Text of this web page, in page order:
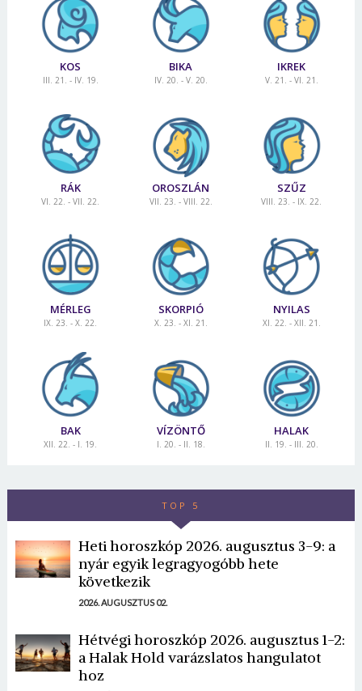
KOS
III. 21. - IV. 19.
BIKA
IV. 20. - V. 20.
IKREK
V. 21. - VI. 21.
RÁK
VI. 22. - VII. 22.
OROSZLÁN
VII. 23. - VIII. 22.
SZŰZ
VIII. 23. - IX. 22.
MÉRLEG
IX. 23. - X. 22.
SKORPIÓ
X. 23. - XI. 21.
NYILAS
XI. 22. - XII. 21.
BAK
XII. 22. - I. 19.
VÍZÖNTŐ
I. 20. - II. 18.
HALAK
II. 19. - III. 20.
TOP 5
Heti horoszkóp 2026. augusztus 3-9: a
nyár egyik legragyogóbb hete
következik
2026. AUGUSZTUS 02.
Hétvégi horoszkóp 2026. augusztus 1-2:
a Halak Hold varázslatos hangulatot
hoz